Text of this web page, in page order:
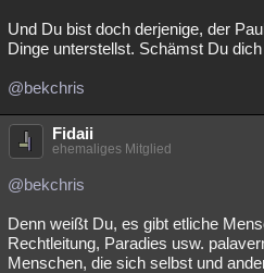
Und Du bist doch derjenige, der
Dinge unterstellst. Schämst Du
@bekchris
Fidaii
ehemaliges Mitglied
@bekchris
Denn weißt Du, es gibt etliche
Rechtleitung, Paradies usw.
Menschen, die sich selbst und